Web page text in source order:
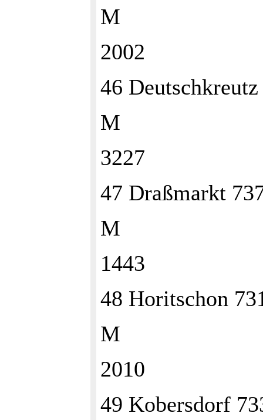
M
2002
46
M
3227
47 Draßmarkt
M
1443
48 Horitschon
M
2010
49 Kobersdorf